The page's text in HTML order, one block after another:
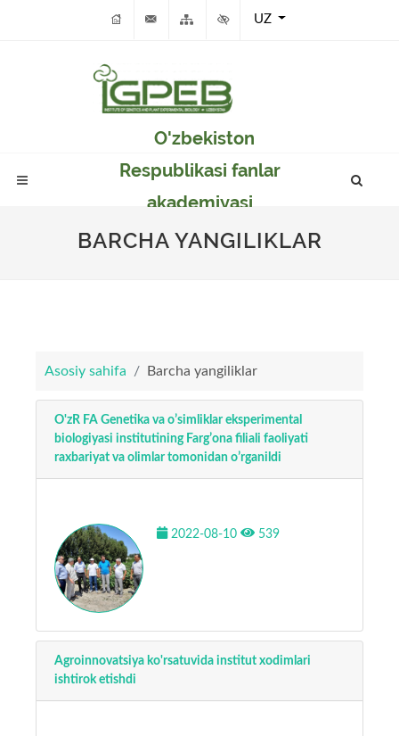
UZ
O'zbekiston
Respublikasi fanlar
akademiyasi
Genetika va o'simlikar
BARCHA YANGILIKLAR
Asosiy sahifa Barcha yangiliklar
O'zR FA Genetika va oʼsimliklar eksperimental
biologiyasi institutining Fargʼona filiali faoliyati
raxbariyat va olimlar tomonidan oʼrganildi
2022-08-10 539
Agroinnovatsiya ko'rsatuvida institut xodimlari
ishtirok etishdi